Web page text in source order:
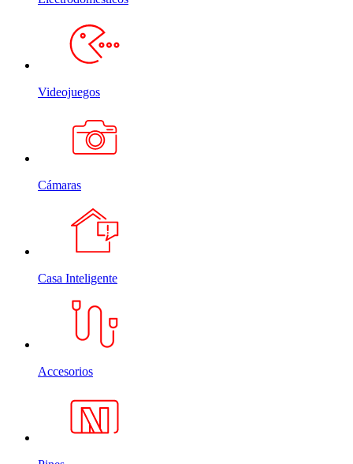
Videojuegos
Cámaras
Casa Inteligente
Accesorios